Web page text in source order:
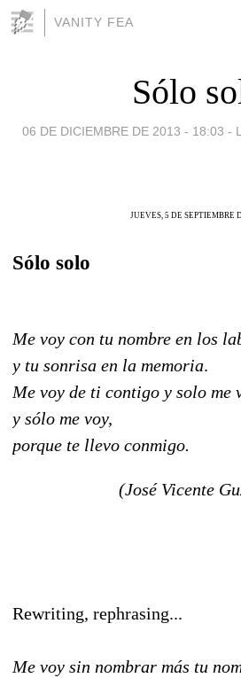
VANITY FEA
Sólo
06 DE DICIEMBRE DE 2013 - 18:03 -
JUEVES, 5 DE SEPTIEMBRE
Sólo solo
Me voy con tu nombre en los
y tu sonrisa en la memoria.
Me voy de ti contigo y solo me
y sólo me voy,
porque te llevo conmigo.
(José Vicente
Rewriting, rephrasing...
Me voy sin nombrar más tu